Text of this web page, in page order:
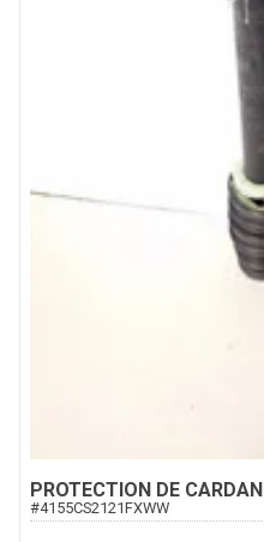
PROTECTION DE CARDAN
#4155CS2121FXWW